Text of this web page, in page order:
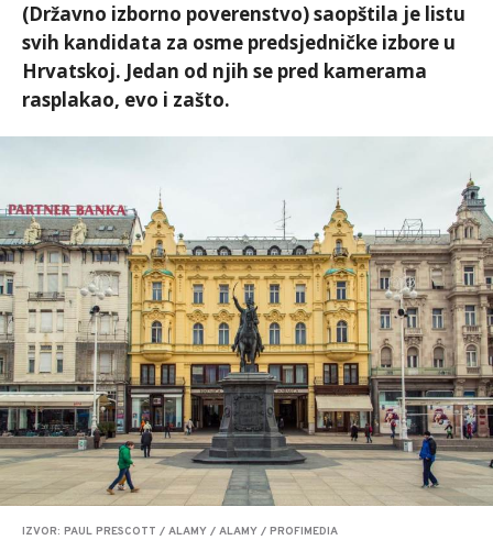
(Državno izborno poverenstvo) saopštila je listu
svih kandidata za osme predsjedničke izbore u
Hrvatskoj. Jedan od njih se pred kamerama
rasplakao, evo i zašto.
IZVOR: PAUL PRESCOTT / ALAMY / ALAMY / PROFIMEDIA